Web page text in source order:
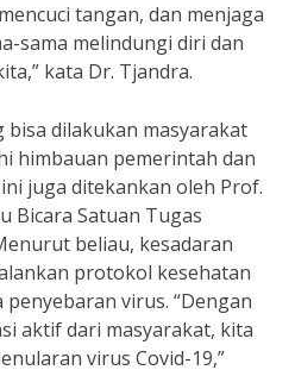
tangan, dan menjaga
sama melindungi diri dan
kata Dr. Tjandra.
bisa dilakukan masyarakat
himbauan pemerintah dan
juga ditekankan oleh Prof.
Bicara Satuan Tugas
beliau, kesadaran
protokol kesehatan
virus. “Dengan
aktif dari masyarakat, kita
virus Covid-19,”